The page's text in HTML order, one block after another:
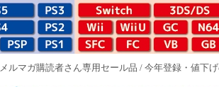
メルマガ購読者さん専用セール品 / 今年登録・値下